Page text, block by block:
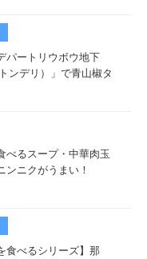
パートリウボウ地下
ンデリ）」で青山椒タ
べるスープ・中華肉玉
ンニクがうまい！
食べるシリーズ】那